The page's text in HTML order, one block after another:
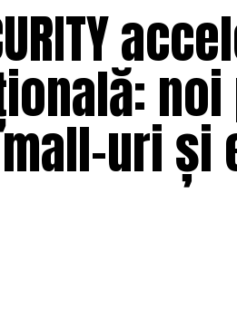
uri și